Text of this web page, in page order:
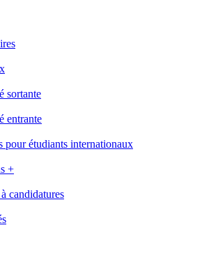
sortante
entrante
pour étudiants internationaux
+
candidatures